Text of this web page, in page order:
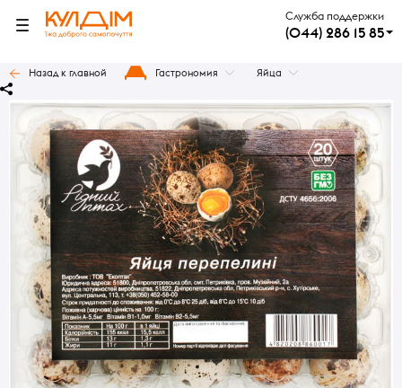
Служба поддержки
(044) 286 15 85
Назад к главной Гастрономия Яйца